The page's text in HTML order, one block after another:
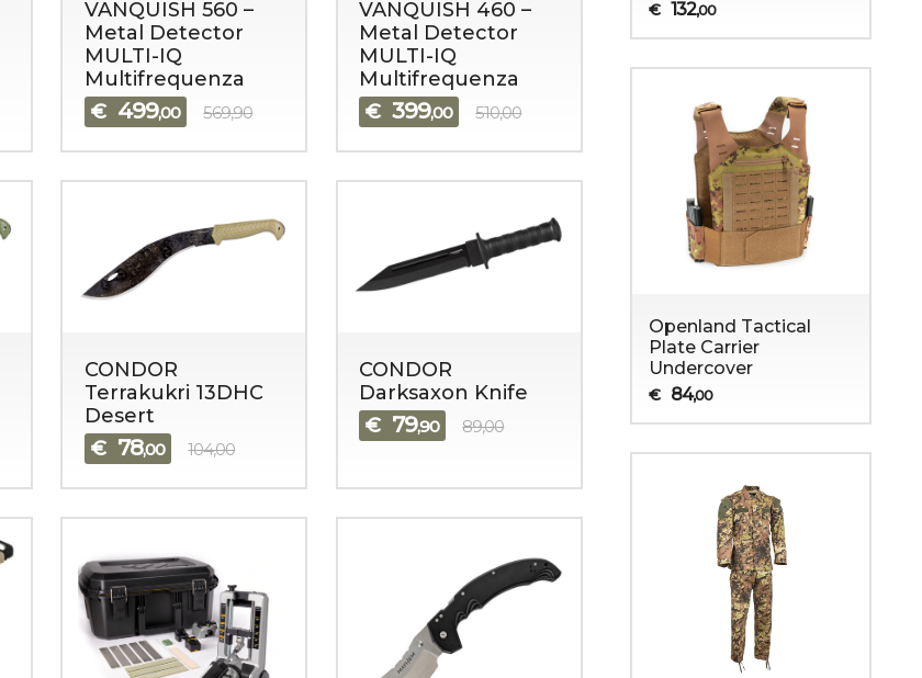
VANQUISH 560 –
Metal Detector
MULTI-IQ
Multifrequenza
€ 499,00 569,90
VANQUISH 460 –
Metal Detector
MULTI-IQ
Multifrequenza
€ 399,00 510,00
CONDOR
Terrakukri 13DHC
Desert
€ 78,00 104,00
CONDOR
Darksaxon Knife
€ 79,90 89,00
Outdoor & Camping Zaini e borsoni Sopravvivenza Abbigliamento Militare
€ 132,00
Openland Tactical
Plate Carrier
Undercover
€ 84,00